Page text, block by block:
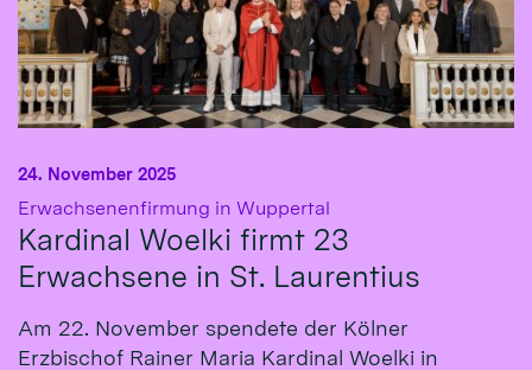
Erwachsenenfirmung in Wuppertal
Kardinal Woelki firmt 23
Erwachsene in St. Laurentius
24. November 2025
Am 22. November spendete der Kölner
Erzbischof Rainer Maria Kardinal Woelki in